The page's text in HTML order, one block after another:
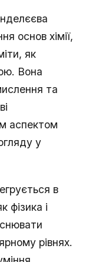
основ хімії,
як
Вона
та
аспектом
у
в
фізика і
рівнях.